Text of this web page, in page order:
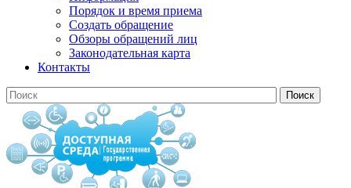
Порядок и время приема
Создать обращение
Обзоры обращений лиц
Законодательная карта
Контакты